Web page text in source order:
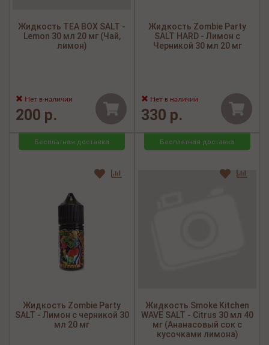
Жидкость TEA BOX SALT -
Lemon 30 мл 20 мг (Чай,
лимон)
Нет в наличии
200 р.
Жидкость Zombie Party
SALT HARD - Лимон с
Черникой 30 мл 20 мг
Нет в наличии
330 р.
Бесплатная доставка
Жидкость Zombie Party
SALT - Лимон с черникой 30
мл 20 мг
Бесплатная доставка
Жидкость Smoke Kitchen
WAVE SALT - Citrus 30 мл 40
мг (Ананасовый сок с
кусочками лимона)